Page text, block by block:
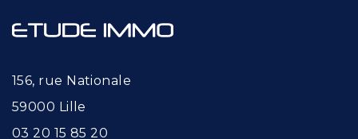
156, rue Nationale
59000 Lille
03 20 15 85 20